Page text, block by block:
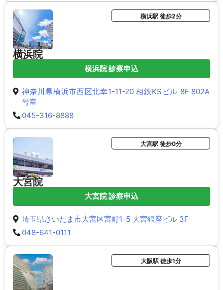
横浜院
横浜駅 徒歩2分
横浜院 診察申込
神奈川県横浜市西区北幸1-11-20 相鉄KSビル 8F 802A
号室
045-316-8888
大宮院
大宮駅 徒歩0分
大宮院 診察申込
埼玉県さいたま市大宮区宮町1-5 大宮銀座ビル 3F
048-641-0111
大阪駅 徒歩1分